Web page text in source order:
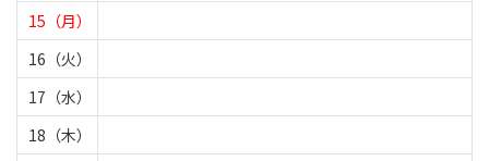
15（月）
16（火）
17（水）
18（木）